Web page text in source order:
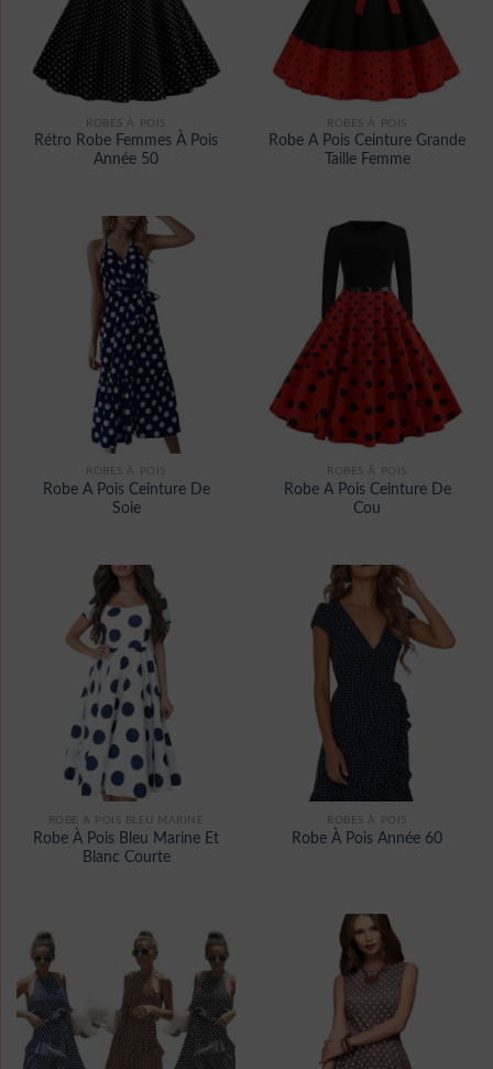
ROBES À POIS
Rétro Robe Femmes À Pois
Année 50
ROBES À POIS
Robe A Pois Ceinture Grande
Taille Femme
ROBES À POIS
Robe A Pois Ceinture De
Soie
ROBES À POIS
Robe A Pois Ceinture De
Cou
ROBE A POIS BLEU MARINE
Robe À Pois Bleu Marine Et
Blanc Courte
ROBES À POIS
Robe À Pois Année 60